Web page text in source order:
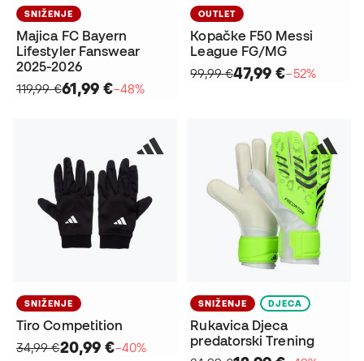
SNIŽENJE
Majica FC Bayern
Lifestyler Fanswear
2025-2026
119,99 €61,99 €−48%
OUTLET
Kopačke F50 Messi
League FG/MG
99,99 €47,99 €−52%
SNIŽENJE
Tiro Competition
34,99 €20,99 €−40%
SNIŽENJE DJECA
Rukavica Djeca
predatorski Trening